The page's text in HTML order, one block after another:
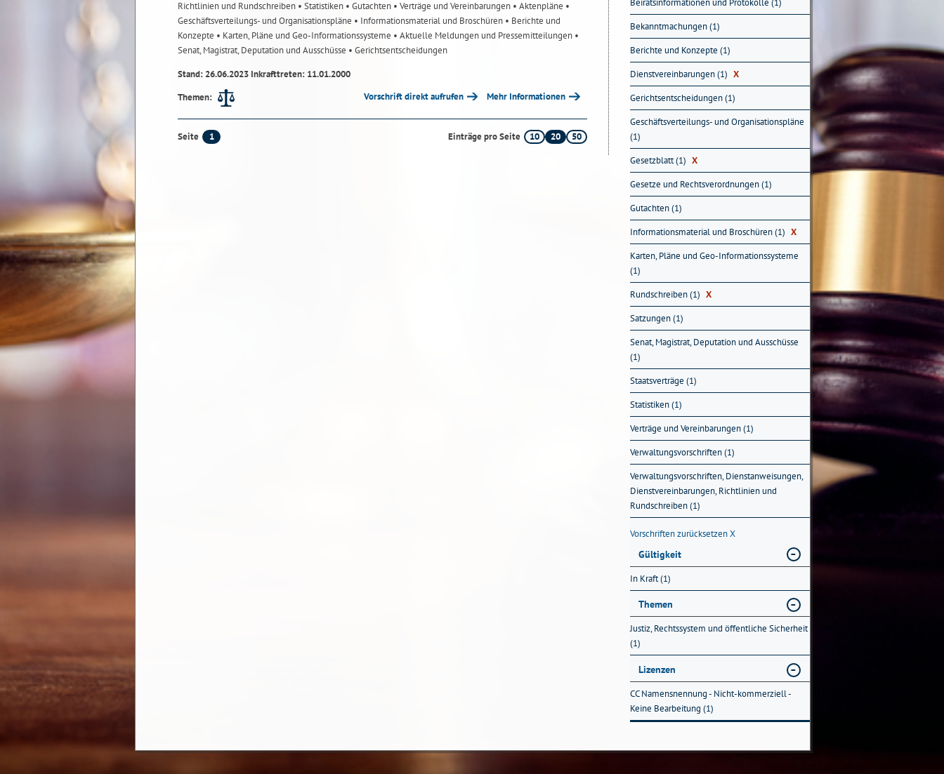
Richtlinien und Rundschreiben • Statistiken • Gutachten • Verträge und Vereinbarungen • Aktenpläne •
Geschäftsverteilungs- und Organisationspläne • Informationsmaterial und Broschüren • Berichte und
Konzepte • Karten, Pläne und Geo-Informationssysteme • Aktuelle Meldungen und Pressemitteilungen •
Senat, Magistrat, Deputation und Ausschüsse • Gerichtsentscheidungen
Stand: 26.06.2023 Inkrafttreten: 11.01.2000
Themen:
Vorschrift direkt aufrufen Mehr Informationen
Seite 1 Einträge pro Seite 10 20 50
Bekanntmachungen (1)
Berichte und Konzepte (1)
Dienstvereinbarungen (1) X
Gerichtsentscheidungen (1)
Geschäftsverteilungs- und Organisationspläne
(1)
Gesetzblatt (1) X
Gesetze und Rechtsverordnungen (1)
Gutachten (1)
Informationsmaterial und Broschüren (1) X
Karten, Pläne und Geo-Informationssysteme
(1)
Rundschreiben (1) X
Satzungen (1)
Senat, Magistrat, Deputation und Ausschüsse
(1)
Staatsverträge (1)
Statistiken (1)
Verträge und Vereinbarungen (1)
Verwaltungsvorschriften (1)
Verwaltungsvorschriften, Dienstanweisungen,
Dienstvereinbarungen, Richtlinien und
Rundschreiben (1)
Vorschriften zurücksetzenX
Gültigkeit
In Kraft (1)
Themen
Justiz, Rechtssystem und öffentliche Sicherheit
(1)
Lizenzen
CC Namensnennung - Nicht-kommerziell -
Keine Bearbeitung (1)